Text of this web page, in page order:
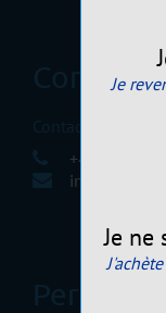
Je
Je ne
Contactez-nous
+41 32 422
Perret